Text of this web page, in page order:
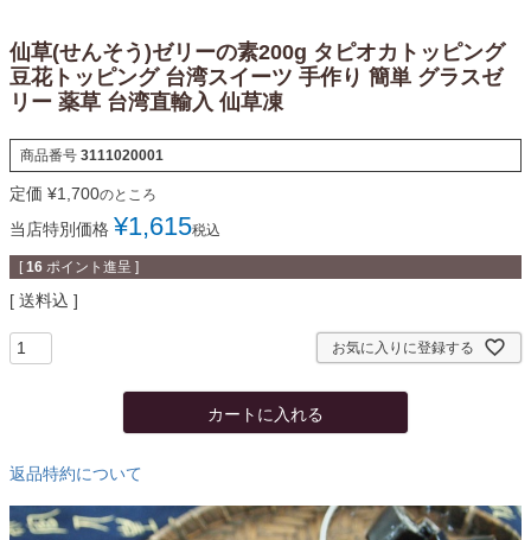
仙草(せんそう)ゼリーの素200g タピオカトッピング
豆花トッピング 台湾スイーツ 手作り 簡単 グラスゼ
リー 薬草 台湾直輸入 仙草凍
商品番号 3111020001
定価 ¥1,700のところ
当店特別価格 ¥1,615税込
[ 16 ポイント進呈 ]
送料込
お気に入りに登録する
カートに入れる
返品特約について